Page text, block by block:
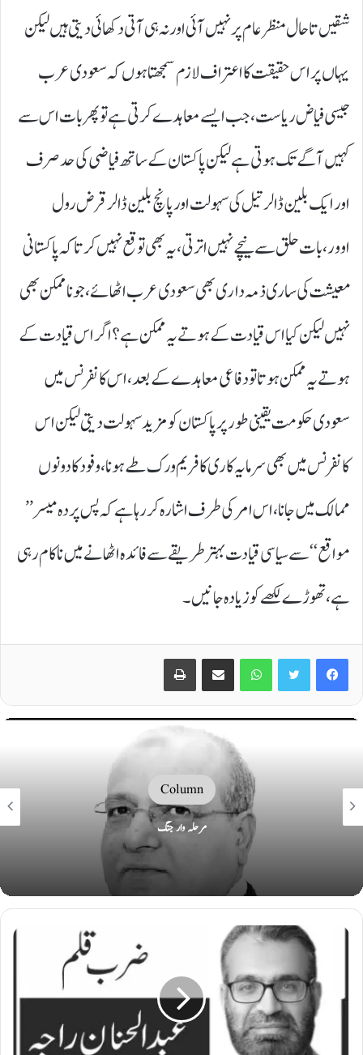
شقیں تاحال منظر عام پرنہیں آئی اور نہ ہی آتی دکھائی دیتی ہیں لیکن
یہاں پر اس حقیقت کا اعتراف لازم سمجھتا ہوں کہ سعودی عرب
جیسی فیاض ریاست ،جب ایسے معاہدے کرتی ہے تو پھر بات اس سے
کہیں آگے تک ہوتی ہے لیکن پاکستان کے ساتھ فیاضی کی حد صرف
اور ایک بلین ڈالر تیل کی سہولت اور پانچ بلین ڈالر قرض رول
اوور،بات حلق سے نیچے نہیں اترتی،یہ بھی توقع نہیں کرتاکہ پاکستانی
معیشت کی ساری ذمہ داری بھی سعودی عرب اٹھائے،جو ناممکن بھی
نہیں لیکن کیا اس قیادت کے ہوتے یہ ممکن ہے؟اگر اس قیادت کے
ہوتے یہ ممکن ہوتا تو دفاعی معاہدے کے بعد،اس کانفرنس میں
سعودی حکومت یقینی طور پر پاکستان کو مزید سہولت دیتی لیکن اس
کانفرنس میں بھی سرمایہ کاری کا فریم ورک طے ہونا ،وفود کا دونوں
ممالک میں جانا،اس امر کی طرف اشارہ کر رہا ہے کہ پس پردہ میسر ’’
مواقع‘‘ سے سیاسی قیادت بہتر طریقے سے فائدہ اٹھانے میں ناکام رہی
ہے، تھوڑے لکھے کو زیادہ جانیں۔
Facebook
Twitter
WhatsApp
Share via Email
Print
Column
مرحلہ وار جنگ